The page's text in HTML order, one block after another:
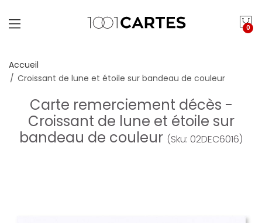
0
Accueil
Croissant de lune et étoile sur bandeau de couleur
Carte remerciement décès -
Croissant de lune et étoile sur
bandeau de couleur (Sku: 02DEC6016)